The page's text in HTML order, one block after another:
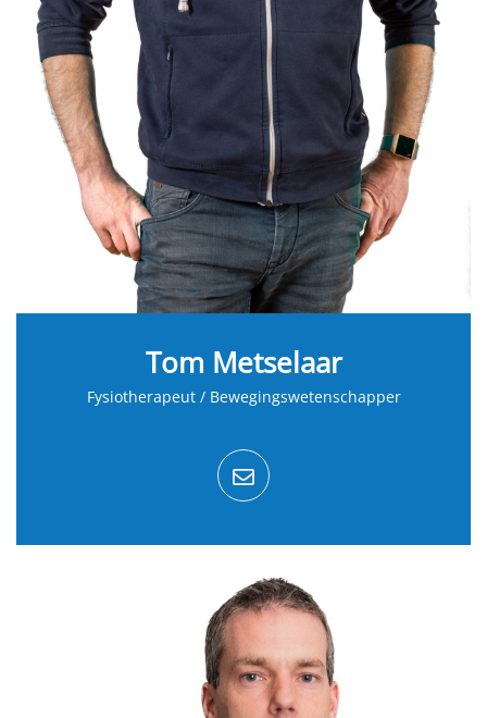
Tom Metselaar
Fysiotherapeut / Bewegingswetenschapper